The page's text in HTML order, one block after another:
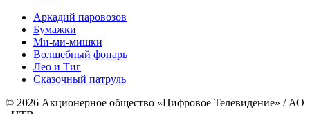
Аркадий паровозов
Бумажки
Ми-ми-мишки
Волшебный фонарь
Лео и Тиг
Сказочный патруль
© 2026 Акционерное общество «Цифровое Телевидение» / АО